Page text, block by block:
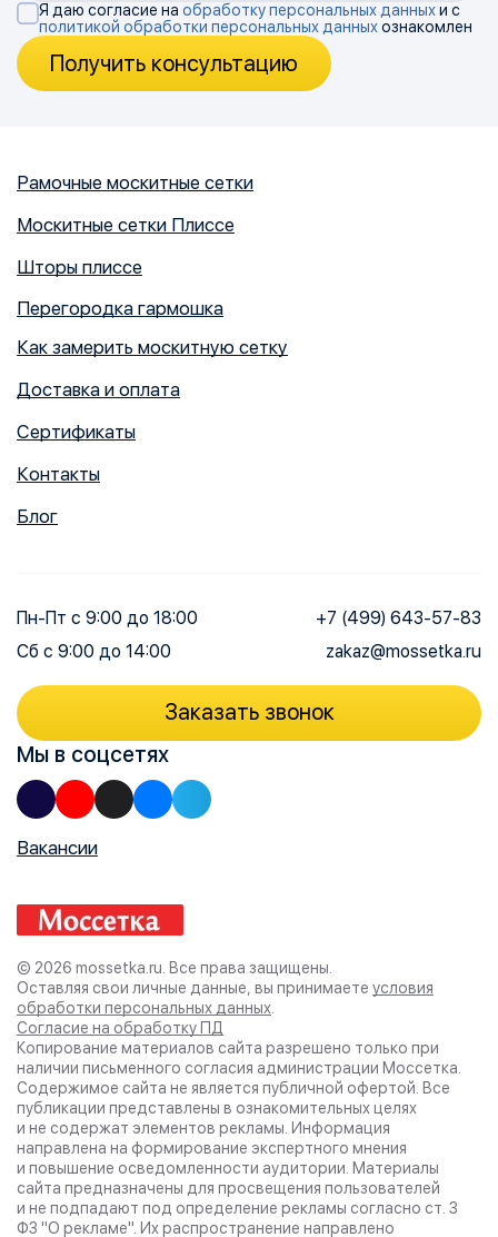
Я даю согласие на обработку персональных данныхи с
политикой обработки персональных данныхознакомлен
Получить консультацию
Рамочные москитные сетки
Москитные сетки Плиссе
Шторы плиссе
Перегородка гармошка
Как замерить москитную сетку
Доставка и оплата
Сертификаты
Контакты
Блог
Мы в соцсетях
Вакансии
+7 (499) 643-57-83
zakaz@mossetka.ru
Пн-Пт с 9:00 до 18:00
Сб с 9:00 до 14:00
Заказать звонок
© 2026 mossetka.ru. Все права защищены.
Оставляя свои личные данные, вы принимаете условия
обработки персональных данных.
Согласие на обработку ПД
Копирование материалов сайта разрешено только при
наличии письменного согласия администрации Моссетка.
Содержимое сайта не является публичной офертой. Все
публикации представлены в ознакомительных целях
и не содержат элементов рекламы. Информация
направлена на формирование экспертного мнения
и повышение осведомленности аудитории. Материалы
сайта предназначены для просвещения пользователей
и не подпадают под определение рекламы согласно ст. 3
ФЗ "О рекламе". Их распространение направлено